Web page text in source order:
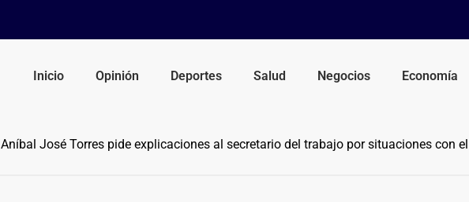
Inicio Opinión Deportes Salud Negocios Economía
Aníbal José Torres pide explicaciones al secretario del trabajo por situaciones con